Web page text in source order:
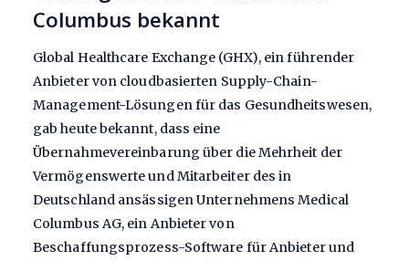
Columbus bekannt
Global Healthcare Exchange (GHX), ein führender
Anbieter von cloudbasierten Supply-Chain-
Management-Lösungen für das Gesundheitswesen,
gab heute bekannt, dass eine
Übernahmevereinbarung über die Mehrheit der
Vermögenswerte und Mitarbeiter des in
Deutschland ansässigen Unternehmens Medical
Columbus AG, ein Anbieter von
Beschaffungsprozess-Software für Anbieter und